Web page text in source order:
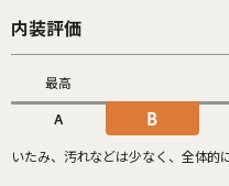
内装評価
最高
A B
いたみ、汚れなどは少なく、全体的